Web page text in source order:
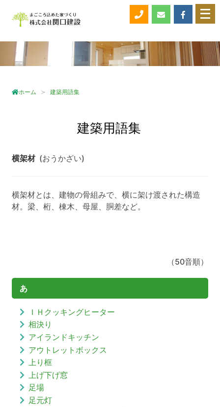
メ
ニ
ー
を
開
ホーム 建築用語集
建築用語集
横架材(おうかざい)
横架材とは、建物の骨組みで、横に架け渡された構造
材。梁、桁、棟木、母屋、胴差など。
（50音順）
あ
ＩＨクッキングヒーター
相決り
アイランドキッチン
アウトレットボックス
上り框
上げ下げ窓
足場
足元灯